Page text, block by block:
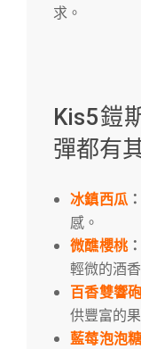
求。
Kis5鎧
彈都有
冰鎮西瓜 ：
感。
微醮櫻桃：
輕微的酒香
百香雙響砲
供豐富的
藍莓泡泡糖